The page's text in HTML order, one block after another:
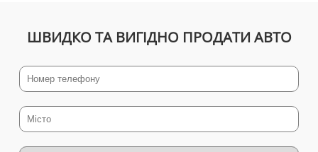
ШВИДКО ТА ВИГІДНО ПРОДАТИ АВТО